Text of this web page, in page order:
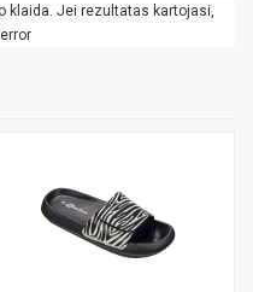
klaida. Jei rezultatas kartojasi,